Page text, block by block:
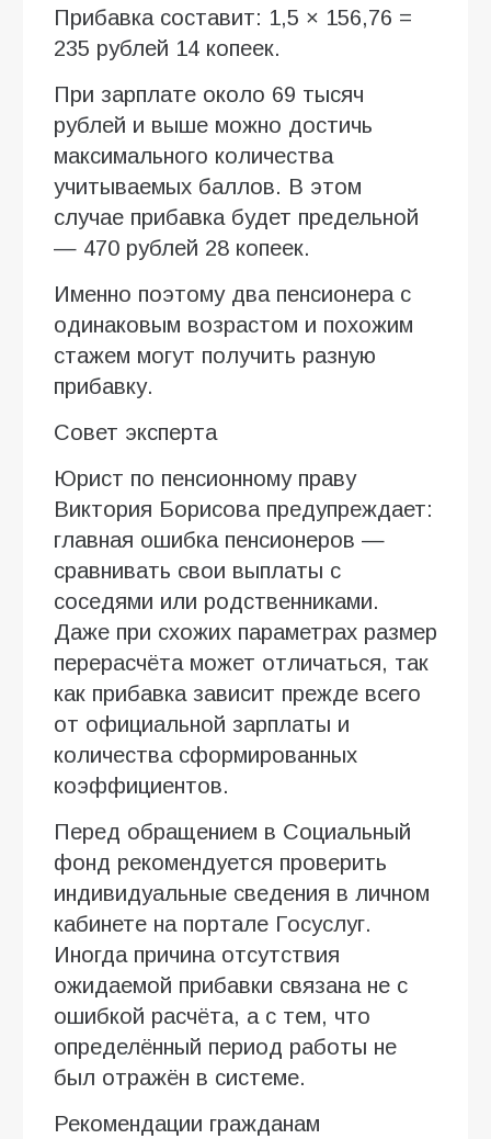
Прибавка составит: 1,5 × 156,76 =
235 рублей 14 копеек.
При зарплате около 69 тысяч
рублей и выше можно достичь
максимального количества
учитываемых баллов. В этом
случае прибавка будет предельной
— 470 рублей 28 копеек.
Именно поэтому два пенсионера с
одинаковым возрастом и похожим
стажем могут получить разную
прибавку.
Совет эксперта
Юрист по пенсионному праву
Виктория Борисова предупреждает:
главная ошибка пенсионеров —
сравнивать свои выплаты с
соседями или родственниками.
Даже при схожих параметрах размер
перерасчёта может отличаться, так
как прибавка зависит прежде всего
от официальной зарплаты и
количества сформированных
коэффициентов.
Перед обращением в Социальный
фонд рекомендуется проверить
индивидуальные сведения в личном
кабинете на портале Госуслуг.
Иногда причина отсутствия
ожидаемой прибавки связана не с
ошибкой расчёта, а с тем, что
определённый период работы не
был отражён в системе.
Рекомендации гражданам